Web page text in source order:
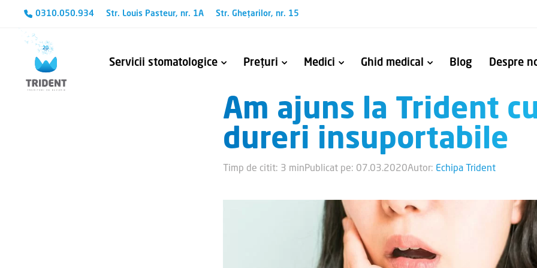
0310.050.934 Str. Louis Pasteur, nr. 1A Str. Ghețarilor, nr. 15
Servicii stomatologice Prețuri Medici Ghid medical Blog Despre
Am ajuns la Trident
dureri insuportabile
Timp de citit: 3 minPublicat pe: 07.03.2020Autor: Echipa Trident